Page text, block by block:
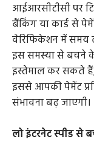
आईआरसीटीसी पर
बैंकिंग या कार्ड से
वेरिफिकेशन में समय
इस समस्या से बचने
इस्तेमाल कर सकते
इससे आपकी पेमेंट
संभावना बढ़ जाएगी।
लो इंटरनेट स्पीड से